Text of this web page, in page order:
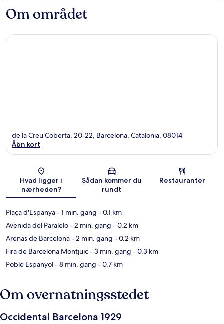
Om området
Kort
de la Creu Coberta, 20-22, Barcelona, Catalonia, 08014
Åbn kort
Hvad ligger i
nærheden?
Sådan kommer du
rundt
Restauranter
Plaça d'Espanya- 1 min. gang - 0.1 km
Avenida del Paralelo- 2 min. gang - 0.2 km
Arenas de Barcelona- 2 min. gang - 0.2 km
Fira de Barcelona Montjuïc- 3 min. gang - 0.3 km
Poble Espanyol- 8 min. gang - 0.7 km
Om overnatningsstedet
Occidental Barcelona 1929